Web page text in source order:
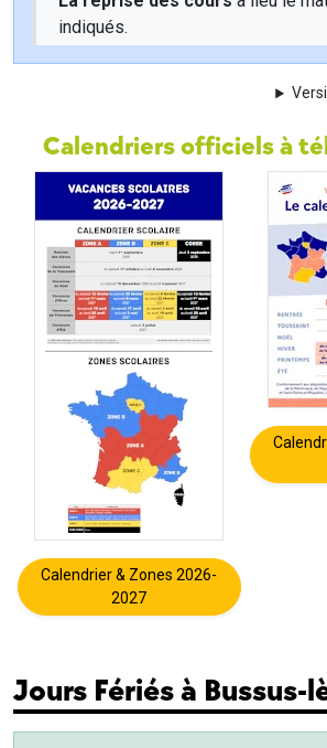
indiqués.
Calendriers officiels à
Calendrier & Zones 2026-
2027
Jours Fériés à Bussus-